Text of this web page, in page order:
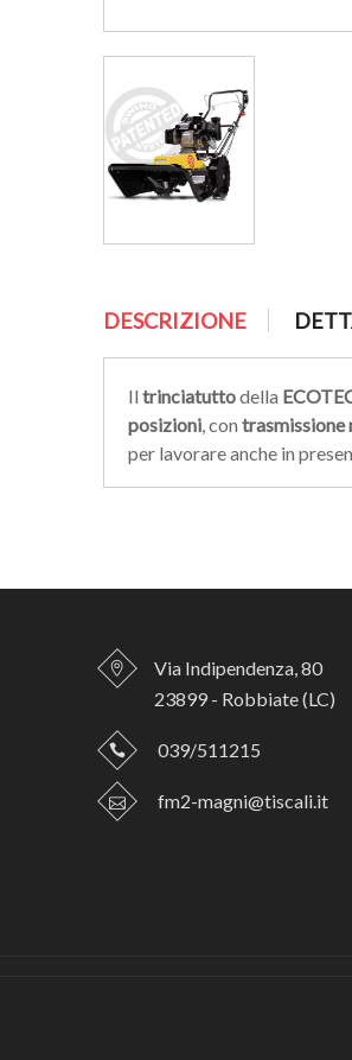
DESCRIZIONE
Il trinciatuttodella
posizioni, con trasmissione
per lavorare anche in
Via Indipendenza, 80
23899 - Robbiate (LC)
039/511215
fm2-magni@tiscali.it